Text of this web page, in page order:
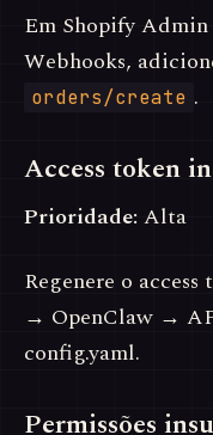
Em Shopify
Webhooks,
orders/create .
Access token
Prioridade: Alta
Regenere o
→ OpenClaw →
config.yaml.
Permissões